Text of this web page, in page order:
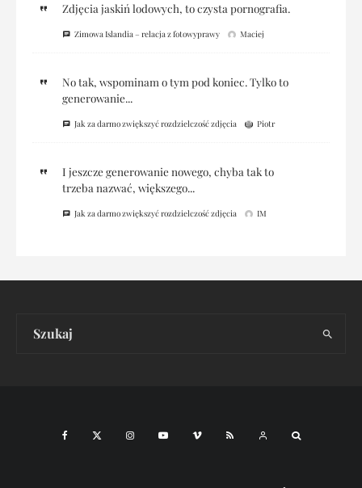
Zdjęcia jaskiń lodowych, to czysta pornografia.
Zimowa Islandia – relacja z fotowyprawy Maciej
No tak, wspominam o tym pod koniec. Tylko to
generowanie...
Jak za darmo zwiększyć rozdzielczość zdjęcia Piotr
I jeszcze generowanie nowego, chyba tak to
trzeba nazwać, większego...
Jak za darmo zwiększyć rozdzielczość zdjęcia IM